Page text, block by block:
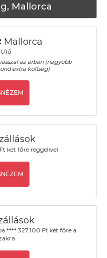
Mallorca
Mallorca
fő
az árban (nagyobb
extra költség)
két főre reggelivel
**** 327.100 Ft két főre a